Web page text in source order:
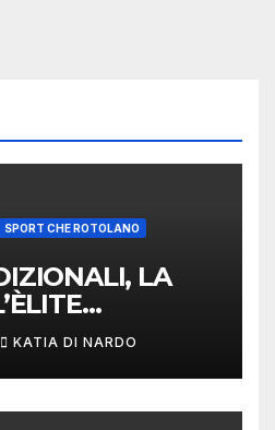
SPORT CHE ROTOLANO
LA
ITALIANA
AL
A
KATIA DI NARDO